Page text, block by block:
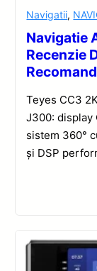
Navigatii,
Navigatie
Recenzie
Teyes CC3
J300: display
sistem 360°
și DSP